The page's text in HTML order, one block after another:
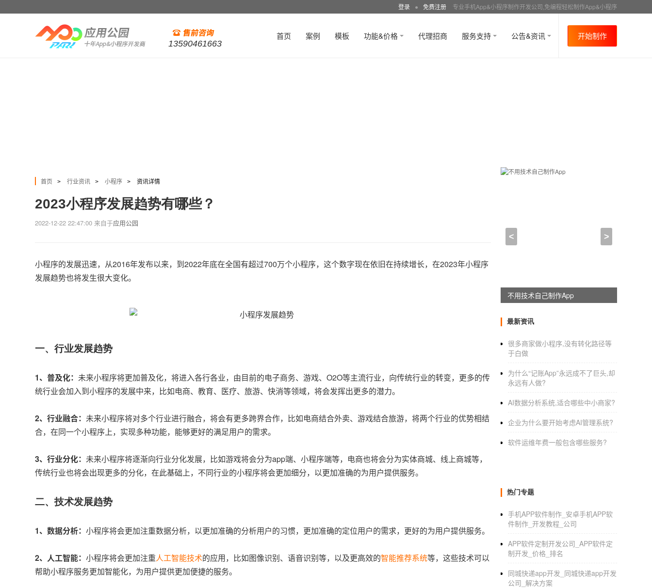
登录 ● 免费注册 专业手机App&小程序制作开发公司,免编程轻松制作App&小程序
13590461663
首页 案例 模板 功能&价格 代理招商 服务支持 公告&资讯 开始制作
首页 > 行业资讯 > 小程序 > 资讯详情
2023小程序发展趋势有哪些？
2022-12-22 22:47:00 来自于应用公园
小程序的发展迅速，从2016年发布以来，到2022年底在全国有超过700万个小程序，这个数字现在依旧在持续增长，在2023年小程序
发展趋势也将发生很大变化。
一、行业发展趋势
1、普及化： 未来小程序将更加普及化，将进入各行各业，由目前的电子商务、游戏、O2O等主流行业，向传统行业的转变，更多的传
统行业会加入到小程序的发展中来，比如电商、教育、医疗、旅游、快消等领域，将会发挥出更多的潜力。
2、行业融合： 未来小程序将对多个行业进行融合，将会有更多跨界合作，比如电商结合外卖、游戏结合旅游，将两个行业的优势相结
合，在同一个小程序上，实现多种功能，能够更好的满足用户的需求。
3、行业分化： 未来小程序将逐渐向行业分化发展，比如游戏将会分为app端、小程序端等，电商也将会分为实体商城、线上商城等，
传统行业也将会出现更多的分化，在此基础上，不同行业的小程序将会更加细分，以更加准确的为用户提供服务。
二、技术发展趋势
1、数据分析： 小程序将会更加注重数据分析，以更加准确的分析用户的习惯，更加准确的定位用户的需求，更好的为用户提供服务。
2、人工智能： 小程序将会更加注重人工智能技术的应用，比如图像识别、语音识别等，以及更高效的智能推荐系统等，这些技术可以
帮助小程序服务更加智能化，为用户提供更加便捷的服务。
< >
不用技术自己制作App
最新资讯
很多商家做小程序,没有转化路径等
于白做
为什么“记账App”永远成不了巨头,却
永远有人做?
AI数据分析系统,适合哪些中小商家?
企业为什么要开始考虑AI管理系统?
软件运维年费一般包含哪些服务?
热门专题
手机APP软件制作_安卓手机APP软
件制作_开发教程_公司
APP软件定制开发公司_APP软件定
制开发_价格_排名
同城快递app开发_同城快递app开发
公司_解决方案